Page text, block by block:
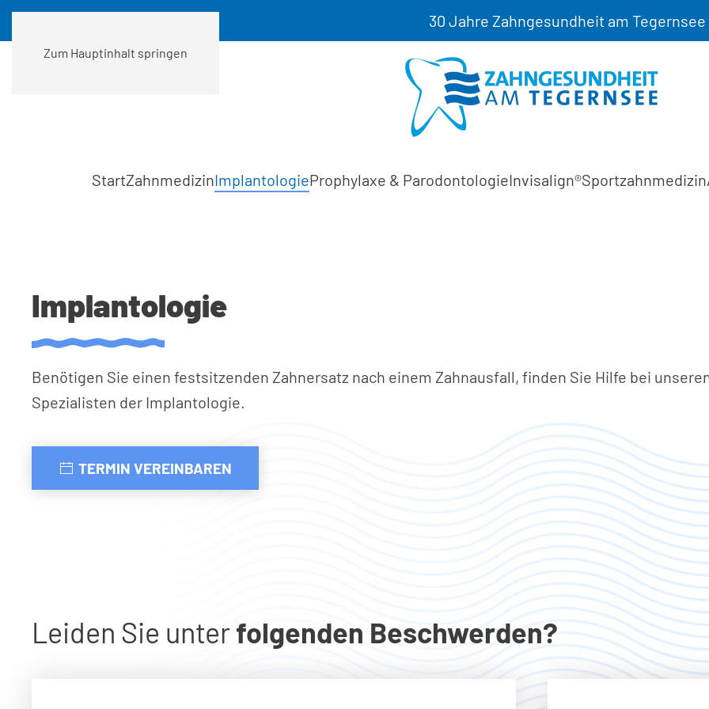
Zum Hauptinhalt springen
30 Jahre Zahngesundheit am Tegernsee
StartZahnmedizinImplantologieProphylaxe & ParodontologieInvisalign®Sportzahnmedizin
Implantologie
Benötigen Sie einen festsitzenden Zahnersatz nach einem Zahnausfall, finden Sie Hilfe bei
Spezialisten der Implantologie.
TERMIN VEREINBAREN
Leiden Sie unterfolgenden Beschwerden?